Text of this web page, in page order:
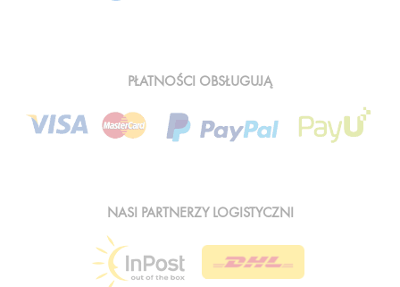
PŁATNOŚCI OBSŁUGUJĄ
NASI PARTNERZY LOGISTYCZNI